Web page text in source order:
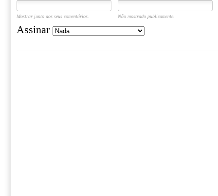
Mostrar junto aos seus comentários. Não mostrado publicamente.
Assinar